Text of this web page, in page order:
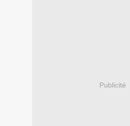
Publicité